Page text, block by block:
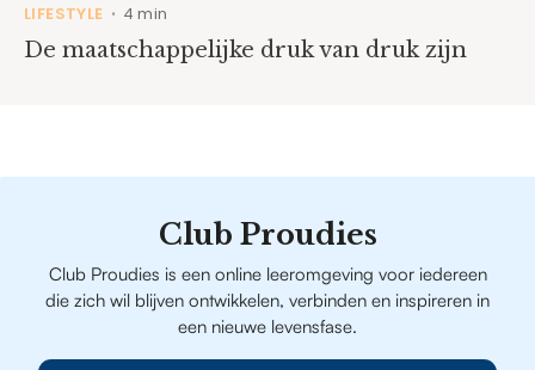
LIFESTYLE • 4 min
De maatschappelijke druk van druk zijn
Club Proudies
Club Proudies is een online leeromgeving voor iedereen
die zich wil blijven ontwikkelen, verbinden en inspireren in
een nieuwe levensfase.